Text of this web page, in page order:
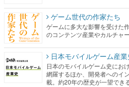
ゲーム世代の作家たち
ゲームに多大な影響を受けた
のコンテンツ産業やカルチャ
日本モバイルゲーム産業
日本のモバイルゲーム史にお
網羅するほか、開発者へのイ
載。約20年の歴史が一望でき